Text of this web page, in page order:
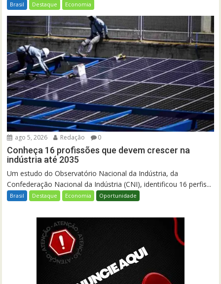
Brasil Destaque Economia
ago 5, 2026 Redação 0
Conheça 16 profissões que devem crescer na
indústria até 2035
Um estudo do Observatório Nacional da Indústria, da
Confederação Nacional da Indústria (CNI), identificou 16 perfis...
Brasil Destaque Economia Oportunidade